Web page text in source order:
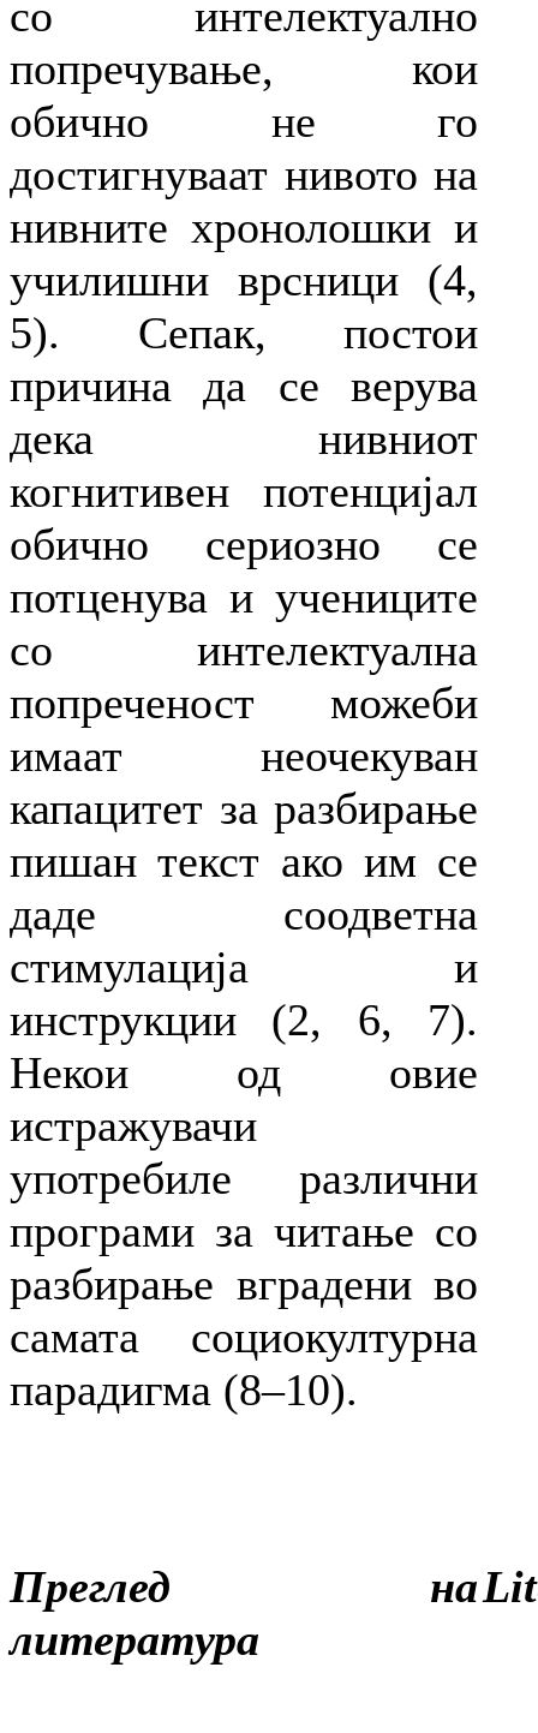
со интелектуално
попречување, кои
обично не го
достигнуваат нивото на
нивните хронолошки и
училишни врсници (4,
5). Сепак, постои
причина да се верува
дека нивниот
когнитивен потенцијал
обично сериозно се
потценува и учениците
со интелектуална
попреченост можеби
имаат неочекуван
капацитет за разбирање
пишан текст ако им се
даде соодветна
стимулација и
инструкции (2, 6, 7).
Некои од овие
истражувачи
употребиле различни
програми за читање со
разбирање вградени во
самата социокултурна
парадигма (8–10).
Преглед на
литература